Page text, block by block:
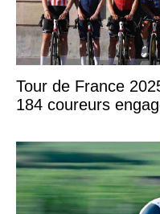
Tour de France
184 coureurs